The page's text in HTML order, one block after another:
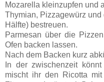
Mozarella kleinzupfen und
Thymian, Pizzagewürz
Hälfte) bestreuen.
Parmesan über die
Ofen backen lassen.
Nach dem Backen kurz
In der zwischenzeit
mischt ihr den Ricotta